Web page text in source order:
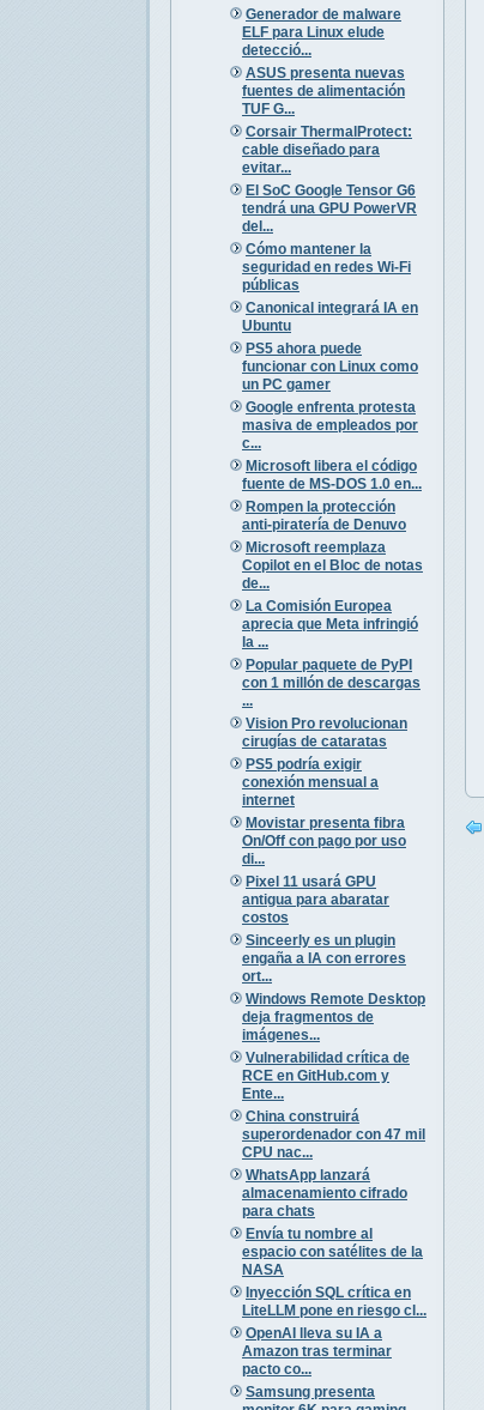
Generador de malware
ELF para Linux elude
detecció...
ASUS presenta nuevas
fuentes de alimentación
TUF G...
Corsair ThermalProtect:
cable diseñado para
evitar...
El SoC Google Tensor G6
tendrá una GPU PowerVR
del...
Cómo mantener la
seguridad en redes Wi-Fi
públicas
Canonical integrará IA en
Ubuntu
PS5 ahora puede
funcionar con Linux como
un PC gamer
Google enfrenta protesta
masiva de empleados por
c...
Microsoft libera el código
fuente de MS-DOS 1.0 en...
Rompen la protección
anti-piratería de Denuvo
Microsoft reemplaza
Copilot en el Bloc de notas
de...
La Comisión Europea
aprecia que Meta infringió
la ...
Popular paquete de PyPI
con 1 millón de descargas
...
Vision Pro revolucionan
cirugías de cataratas
PS5 podría exigir
conexión mensual a
internet
Movistar presenta fibra
On/Off con pago por uso
di...
Pixel 11 usará GPU
antigua para abaratar
costos
Sinceerly es un plugin
engaña a IA con errores
ort...
Windows Remote Desktop
deja fragmentos de
imágenes...
Vulnerabilidad crítica de
RCE en GitHub.com y
Ente...
China construirá
superordenador con 47 mil
CPU nac...
WhatsApp lanzará
almacenamiento cifrado
para chats
Envía tu nombre al
espacio con satélites de la
NASA
Inyección SQL crítica en
LiteLLM pone en riesgo cl...
OpenAI lleva su IA a
Amazon tras terminar
pacto co...
Samsung presenta